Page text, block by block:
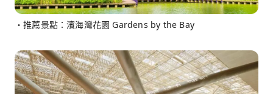
・推薦景點：濱海灣花園 Gardens by the Bay